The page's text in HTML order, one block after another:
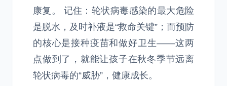
康复。 记住：轮状病毒感染的最大危险
是脱水，及时补液是“救命关键”；而预防
的核心是接种疫苗和做好卫生——这两
点做到了，就能让孩子在秋冬季节远离
轮状病毒的“威胁”，健康成长。